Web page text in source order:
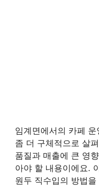
임계면에서의 카페
좀 더 구체적으로 살
품질과 매출에 큰 영
아야 할 내용이에요.
원두 직수입의 방법